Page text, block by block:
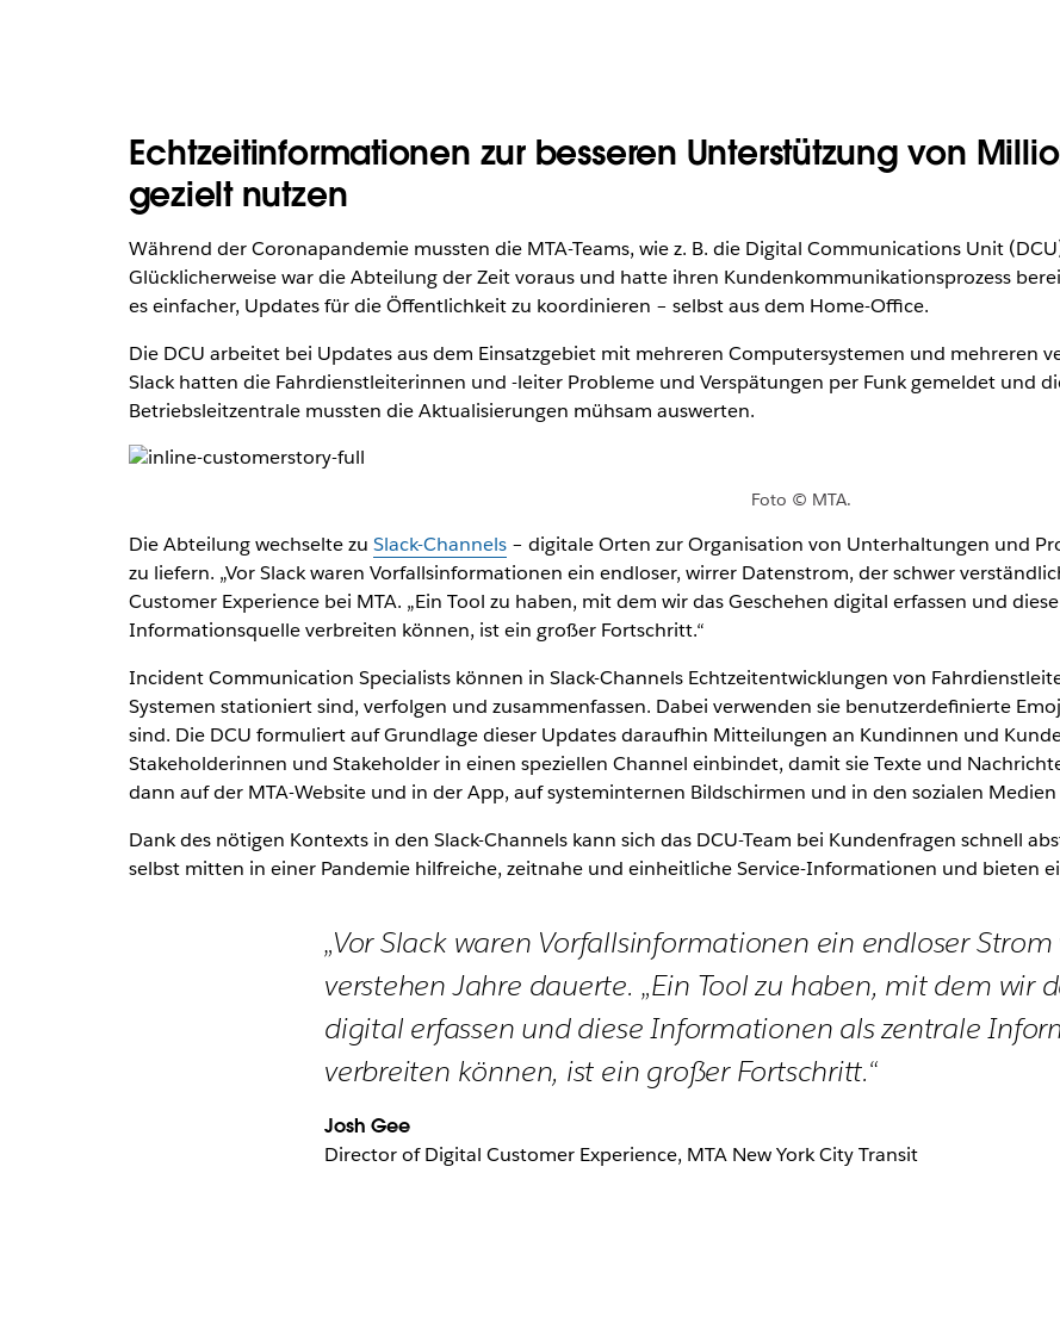
Echtzeitinformationen zur besseren Unterstützung von
gezielt nutzen
Während der Coronapandemie mussten die MTA-Teams, wie z. B. die Digital Communications Unit
Glücklicherweise war die Abteilung der Zeit voraus und hatte ihren Kundenkommunikationsprozess
es einfacher, Updates für die Öffentlichkeit zu koordinieren – selbst aus dem Home-Office.
Die DCU arbeitet bei Updates aus dem Einsatzgebiet mit mehreren Computersystemen und mehreren
Slack hatten die Fahrdienstleiterinnen und -leiter Probleme und Verspätungen per Funk gemeldet und
Betriebsleitzentrale mussten die Aktualisierungen mühsam auswerten.
Foto © MTA.
Die Abteilung wechselte zu Slack-Channels– digitale Orten zur Organisation von Unterhaltungen und
zu liefern. „Vor Slack waren Vorfallsinformationen ein endloser, wirrer Datenstrom, der schwer
Customer Experience bei MTA. „Ein Tool zu haben, mit dem wir das Geschehen digital erfassen und
Informationsquelle verbreiten können, ist ein großer Fortschritt.“
Incident Communication Specialists können in Slack-Channels Echtzeitentwicklungen von
Systemen stationiert sind, verfolgen und zusammenfassen. Dabei verwenden sie benutzerdefinierte
sind. Die DCU formuliert auf Grundlage dieser Updates daraufhin Mitteilungen an Kundinnen und
Stakeholderinnen und Stakeholder in einen speziellen Channel einbindet, damit sie Texte und
dann auf der MTA-Website und in der App, auf systeminternen Bildschirmen und in den sozialen
Dank des nötigen Kontexts in den Slack-Channels kann sich das DCU-Team bei Kundenfragen schnell
selbst mitten in einer Pandemie hilfreiche, zeitnahe und einheitliche Service-Informationen und bieten
„Vor Slack waren Vorfallsinformationen ein endloser
verstehen Jahre dauerte. „Ein Tool zu haben, mit dem wir
digital erfassen und diese Informationen als zentrale
verbreiten können, ist ein großer Fortschritt.“
Josh Gee
Director of Digital Customer Experience, MTA New York City Transit